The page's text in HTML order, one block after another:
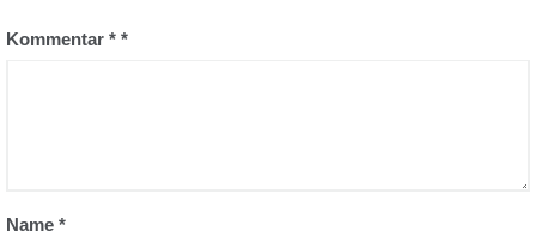
Kommentar *
Name *